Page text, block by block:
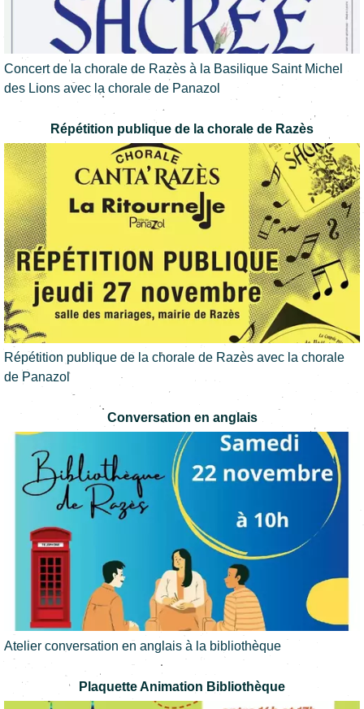
Concert de la chorale de Razès à la Basilique Saint Michel
des Lions avec la chorale de Panazol
Répétition publique de la chorale de Razès
Répétition publique de la chorale de Razès avec la chorale
de Panazol
Conversation en anglais
Atelier conversation en anglais à la bibliothèque
Plaquette Animation Bibliothèque